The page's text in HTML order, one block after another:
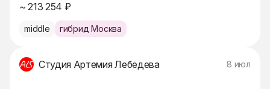
~ 213 254 ₽
middle гибрид Москва
Студия Артемия Лебедева 8 июл